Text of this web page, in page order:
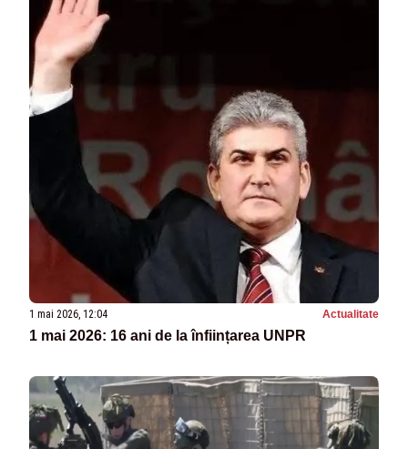
1 mai 2026, 12:04 Actualitate
1 mai 2026: 16 ani de la înființarea UNPR